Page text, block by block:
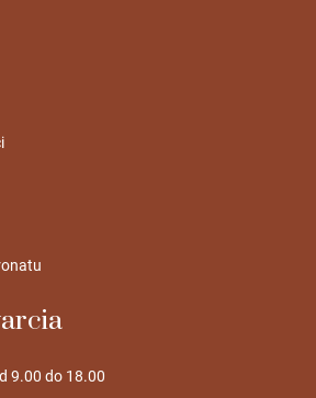
9.00 do 18.00